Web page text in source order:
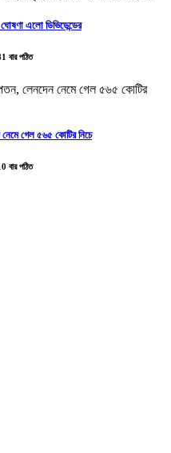
এলো ডিভিডেন্ডের
বার পঠিত
গেল ৫৬৫ কোটির নিচে
বার পঠিত